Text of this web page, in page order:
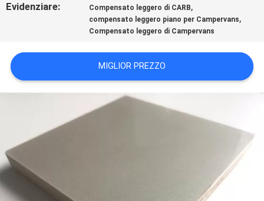
RICHIEDA
CITAZIONE
MAPPA
SITO
PRIVACY
POLICY
Evidenziare: Compensato leggero di CARB,
compensato leggero piano per Campervans,
Compensato leggero di Campervans
MIGLIOR PREZZO